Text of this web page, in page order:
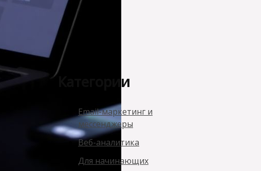
Категории
Email-маркетинг и
мессенджеры
Веб-аналитика
Для начинающих